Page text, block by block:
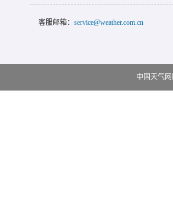
客服邮箱： service@weather.com.cn
中国天气